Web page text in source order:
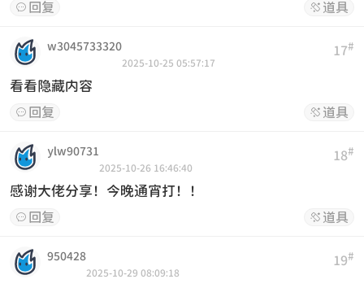
 回复  道具
17#
w3045733320
2025-10-25 05:57:17
看看隐藏内容
 回复  道具
18#
ylw90731
2025-10-26 16:46:40
感谢大佬分享！今晚通宵打！！
 回复  道具
19#
950428
2025-10-29 08:09:18